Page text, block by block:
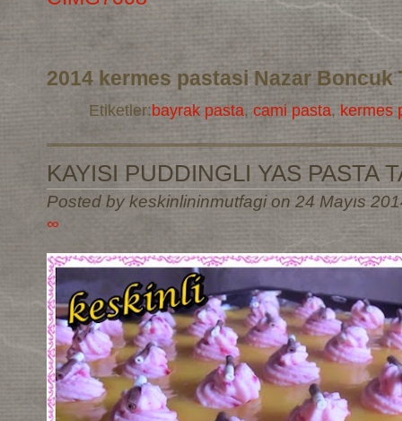
2014 kermes pastasi Nazar Boncuk
Etiketler:bayrak pasta, cami pasta, kermes
KAYISI PUDDINGLI YAS PASTA
Posted by keskinlininmutfagi on 24 Mayıs
∞